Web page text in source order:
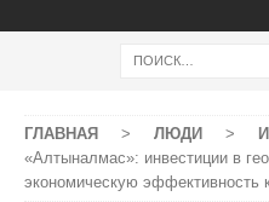
ГЛАВНАЯ > ЛЮДИ >
«Алтыналмас»: инвестиции в
экономическую эффективность